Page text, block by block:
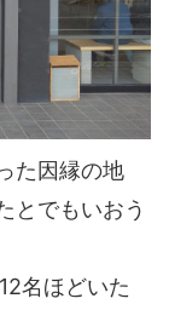
た因縁の地
とでもいおう
名ほどいた